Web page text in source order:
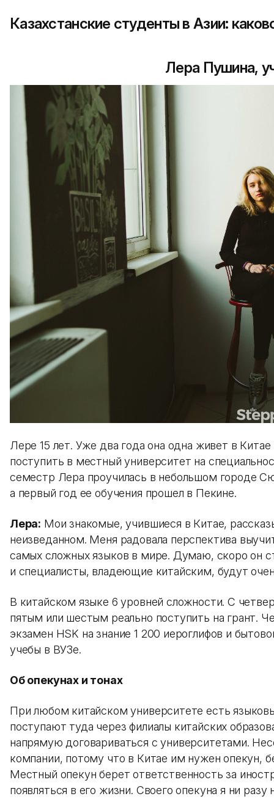
Казахстанские студенты в Азии:
Лера Пушина,
Лере 15 лет. Уже два года она одна живет в
поступить в местный университет на
семестр Лера проучилась в небольшом городе
а первый год ее обучения прошел в Пекине.
Лера: Мои знакомые, учившиеся в Китае,
неизведанном. Меня радовала перспектива
самых сложных языков в мире. Думаю, скоро он
и специалисты, владеющие китайским, будут
В китайском языке 6 уровней сложности. С
пятым или шестым реально поступить на грант.
экзамен HSK на знание 1 200 иероглифов и
учебы в ВУЗе.
Об опекунах и тонах
При любом китайском университете есть
поступают туда через филиалы китайских
напрямую договариваться с университетами.
компании, потому что в Китае им нужен опекун,
Местный опекун берет ответственность за
появляться в его жизни. Своего опекуна я ни разу